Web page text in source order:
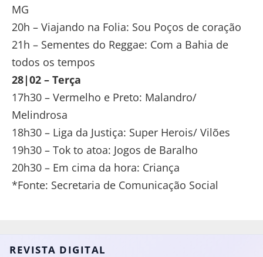
MG
20h – Viajando na Folia: Sou Poços de coração
21h – Sementes do Reggae: Com a Bahia de
todos os tempos
28|02 – Terça
17h30 – Vermelho e Preto: Malandro/
Melindrosa
18h30 – Liga da Justiça: Super Herois/ Vilões
19h30 – Tok to atoa: Jogos de Baralho
20h30 – Em cima da hora: Criança
*Fonte: Secretaria de Comunicação Social
REVISTA DIGITAL